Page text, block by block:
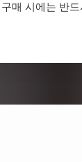
매 시에는 반드